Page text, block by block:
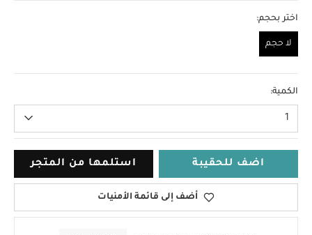
اختر بحجم:
لا حجم
الكمية:
1
اضف للحقيبة استلمها من المتجر
أضف إلى قائمة الأمنيات